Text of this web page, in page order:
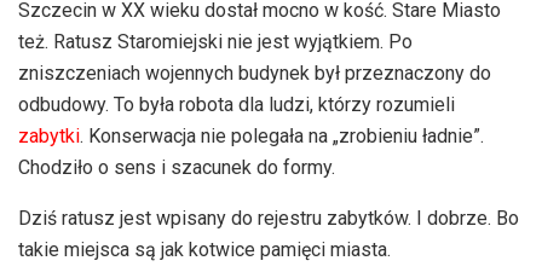
Szczecin w XX wieku dostał mocno w kość. Stare Miasto
też. Ratusz Staromiejski nie jest wyjątkiem. Po
zniszczeniach wojennych budynek był przeznaczony do
odbudowy. To była robota dla ludzi, którzy rozumieli
zabytki. Konserwacja nie polegała na „zrobieniu ładnie”.
Chodziło o sens i szacunek do formy.
Dziś ratusz jest wpisany do rejestru zabytków. I dobrze. Bo
takie miejsca są jak kotwice pamięci miasta.